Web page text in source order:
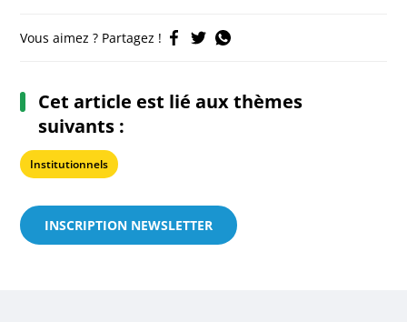
Vous aimez ? Partagez !
Cet article est lié aux thèmes
suivants :
Institutionnels
INSCRIPTION NEWSLETTER